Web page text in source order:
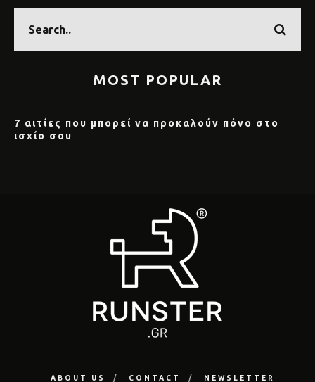
MOST POPULAR
7 αιτίες που μπορεί να προκαλούν πόνο στο
ισχίο σου
ABOUT US CONTACT NEWSLETTER